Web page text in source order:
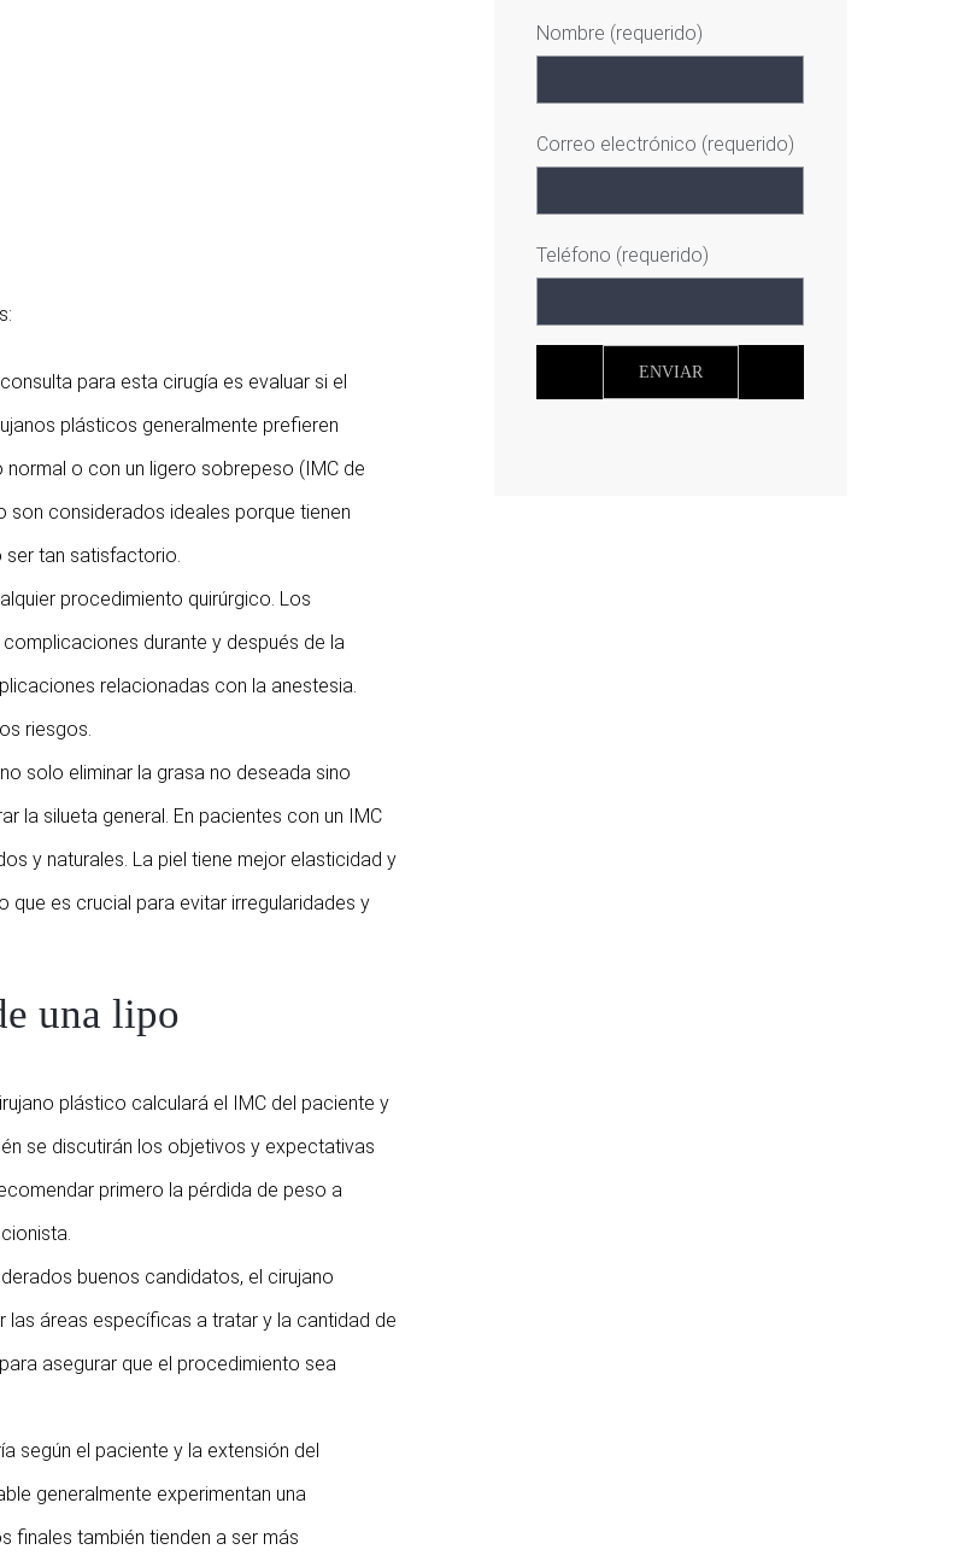
para esta cirugía es evaluar si el
plásticos generalmente prefieren
o con un ligero sobrepeso (IMC de
son considerados ideales porque tienen
ser tan satisfactorio.
procedimiento quirúrgico. Los
durante y después de la
relacionadas con la anestesia.
riesgos.
solo eliminar la grasa no deseada sino
la silueta general. En pacientes con un IMC
y naturales. La piel tiene mejor elasticidad y
que es crucial para evitar irregularidades y
una lipo
plástico calculará el IMC del paciente y
se discutirán los objetivos y expectativas
primero la pérdida de peso a
buenos candidatos, el cirujano
las áreas específicas a tratar y la cantidad de
asegurar que el procedimiento sea
según el paciente y la extensión del
generalmente experimentan una
finales también tienden a ser más
Nombre (requerido)
Correo electrónico (requerido)
Teléfono (requerido)